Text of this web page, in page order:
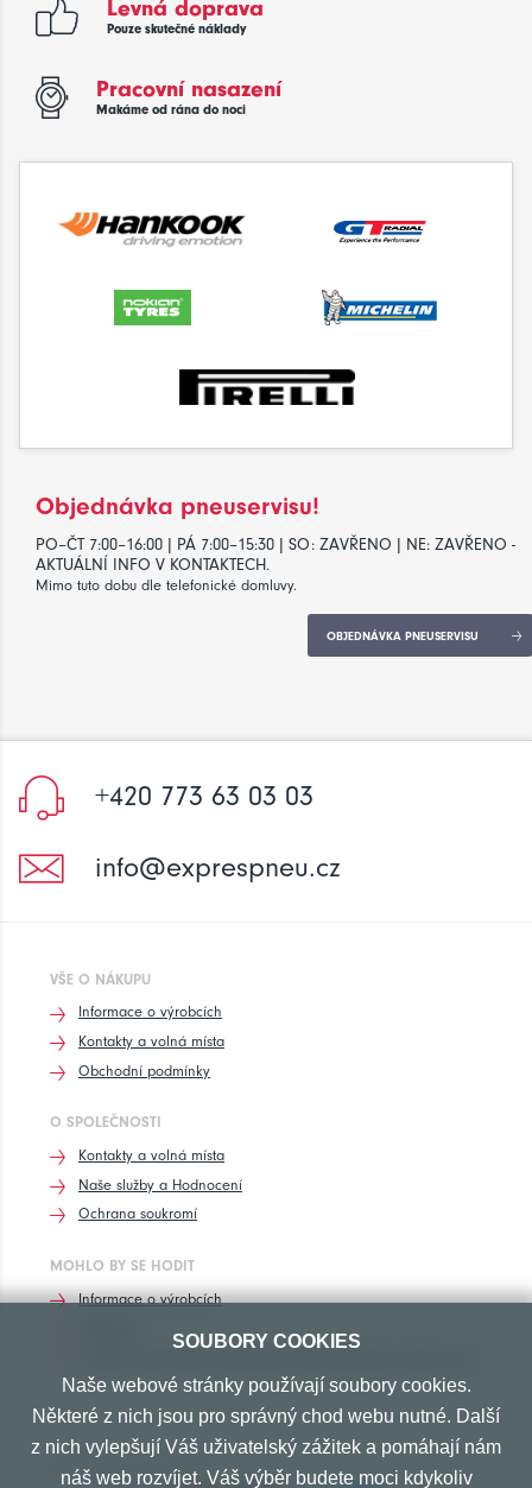
Levná doprava
Pouze skutečné náklady
Pracovní nasazení
Makáme od rána do noci
Objednávka pneuservisu!
PO–ČT 7:00–16:00 | PÁ 7:00–15:30 | SO: ZAVŘENO | NE: ZAVŘENO -
AKTUÁLNÍ INFO V KONTAKTECH.
Mimo tuto dobu dle telefonické domluvy.
OBJEDNÁVKA PNEUSERVISU
+420 773 63 03 03
info@exprespneu.cz
VŠE O NÁKUPU
Informace o výrobcích
Kontakty a volná místa
Obchodní podmínky
O SPOLEČNOSTI
Kontakty a volná místa
Naše služby a Hodnocení
Ochrana soukromí
MOHLO BY SE HODIT
Informace o výrobcích
PŘIJÍMÁME TYTO PLATBY
SOUBORY COOKIES
Naše webové stránky používají soubory cookies.
Některé z nich jsou pro správný chod webu nutné. Další
z nich vylepšují Váš uživatelský zážitek a pomáhají nám
náš web rozvíjet. Váš výběr budete moci kdykoliv